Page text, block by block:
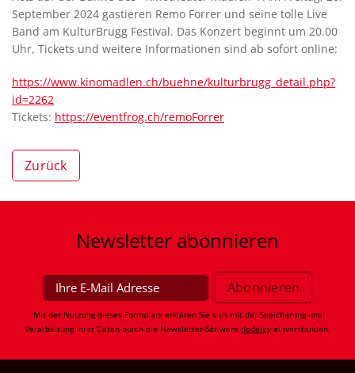
September 2024 gastieren Remo Forrer und seine tolle Live
Band am KulturBrugg Festival. Das Konzert beginnt um 20.00
Uhr, Tickets und weitere Informationen sind ab sofort online:
https://www.kinomadlen.ch/buehne/kulturbrugg_detail.php?
id=2262
Tickets: https://eventfrog.ch/remoForrer
Zurück
Newsletter abonnieren
Mit der Nutzung dieses Formulars erklären Sie sich mit der Speicherung und
Verarbeitung Ihrer Daten durch die Newsletter-Software dodeley einverstanden.